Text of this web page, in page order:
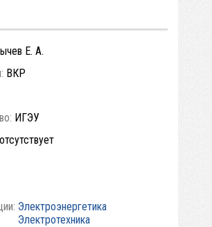
Е. А.
ВКР
ИГЭУ
отсутствует
Электроэнергетика
Электротехника